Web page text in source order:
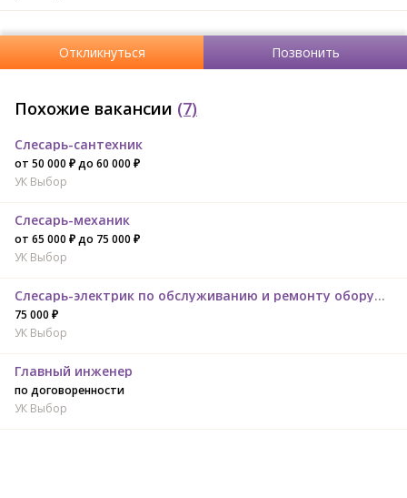
Откликнуться Позвонить
Похожие вакансии (7)
Слесарь-сантехник
от 50 000 ₽ до 60 000 ₽
УК Выбор
Слесарь-механик
от 65 000 ₽ до 75 000 ₽
УК Выбор
Слесарь-электрик по обслуживанию и ремонту оборудования
75 000 ₽
УК Выбор
Главный инженер
по договоренности
УК Выбор